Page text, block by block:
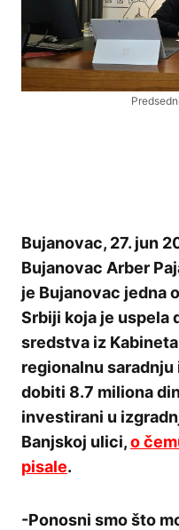
Bujanovac, 27. jun
Bujanovac Arber
je Bujanovac jedna
Srbiji koja je uspela
sredstva iz
regionalnu
dobiti 8.7 miliona
investirani u
Banjskoj ulici,o
pisale.
-Ponosni smo što